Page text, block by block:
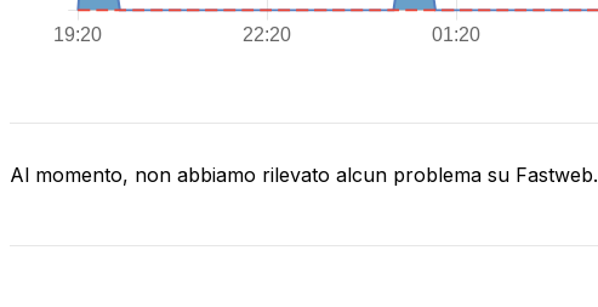
Al momento, non abbiamo rilevato alcun problema su Fastweb.